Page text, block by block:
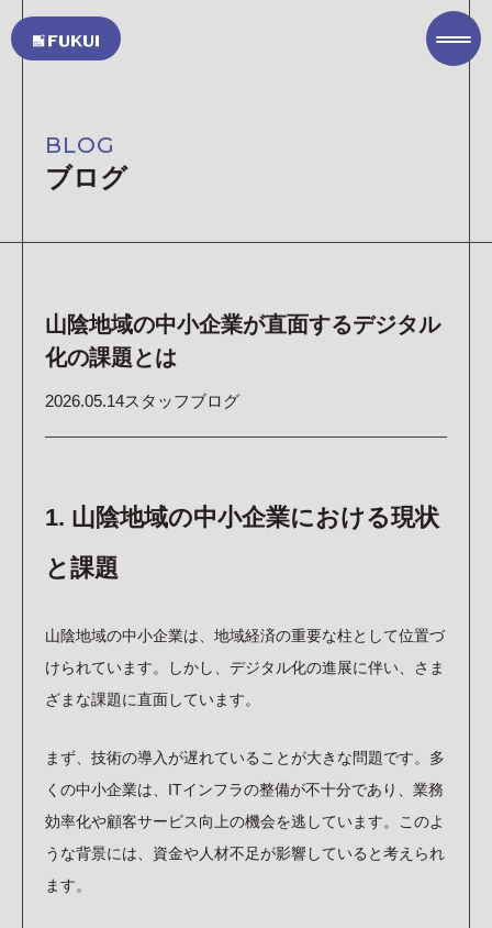
COMPANY
私たちについて
オフィスソリューション
ASKUL オフィス用品の注文(外部サイト)
PROJECT
資料請求/お問い合わせ
TOPICS
BLOG
ブログ
RECRUIT
インターン申込フォーム
採用エントリーフォーム
BLOG
ブログ
山陰地域の中小企業が直面するデジタル
化の課題とは
2026.05.14スタッフブログ
1. 山陰地域の中小企業における現状
と課題
山陰地域の中小企業は、地域経済の重要な柱として位置づ
けられています。しかし、デジタル化の進展に伴い、さま
ざまな課題に直面しています。
まず、技術の導入が遅れていることが大きな問題です。多
くの中小企業は、ITインフラの整備が不十分であり、業務
効率化や顧客サービス向上の機会を逃しています。このよ
うな背景には、資金や人材不足が影響していると考えられ
ます。